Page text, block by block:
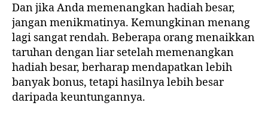
Dan jika Anda memenangkan hadiah besar,
jangan menikmatinya. Kemungkinan menang
lagi sangat rendah. Beberapa orang menaikkan
taruhan dengan liar setelah memenangkan
hadiah besar, berharap mendapatkan lebih
banyak bonus, tetapi hasilnya lebih besar
daripada keuntungannya.